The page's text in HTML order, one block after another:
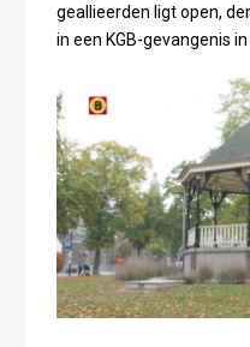
geallieerden ligt open,
in een KGB-gevangenis in